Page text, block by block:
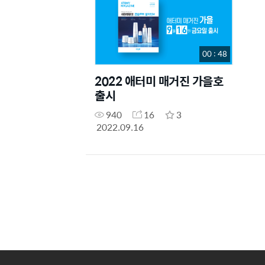
00 : 48
2022 애터미 매거진 가을호
출시
940 16
3
2022.09.16